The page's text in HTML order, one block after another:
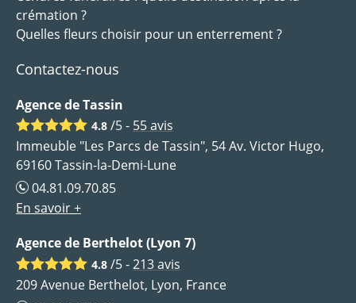
crémation ?
Quelles fleurs choisir pour un enterrement ?
Contactez-nous
Agence de Tassin
4.8 /5 - 55avis
Immeuble "Les Parcs de Tassin", 54 Av. Victor Hugo,
69160 Tassin-la-Demi-Lune
04.81.09.70.85
En savoir +
Agence de Berthelot (Lyon 7)
4.8 /5 -213avis
209 Avenue Berthelot, Lyon, France